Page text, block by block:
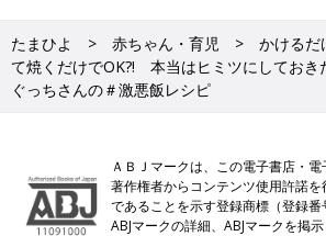
たまひよ 赤ちゃん・育児
かけるだ
て焼くだけでOK?! 本当はヒミツにしておき
ぐっちさんの＃激悪飯レシピ
ＡＢＪマークは、この電子書店・電
著作権者からコンテンツ使用許諾
であることを示す登録商標（登録番
ABJマークの詳細、ABJマークを掲